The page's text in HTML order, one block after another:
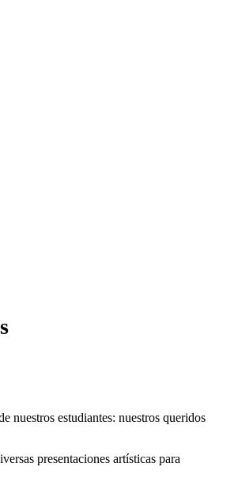
nuestros estudiantes: nuestros queridos
presentaciones artísticas para